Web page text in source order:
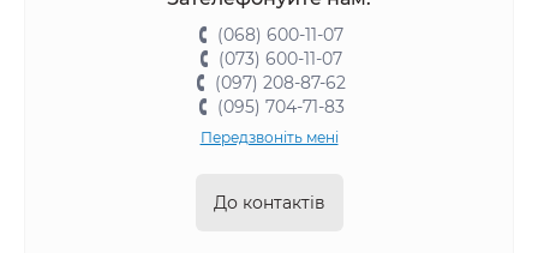
(068) 600-11-07
(073) 600-11-07
(097) 208-87-62
(095) 704-71-83
Передзвоніть мені
До контактів